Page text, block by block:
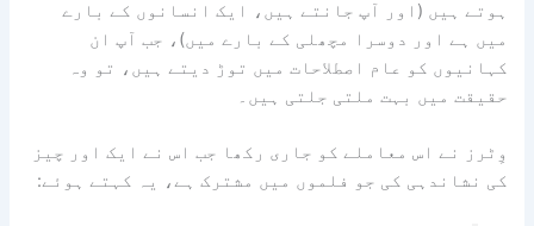
ہوتے ہیں (اور آپ جانتے ہیں، ایک انسانوں کے بارے
میں ہے اور دوسرا مچھلی کے بارے میں)، جب آپ ان
کہانیوں کو عام اصطلاحات میں توڑ دیتے ہیں، تو وہ
حقیقت میں بہت ملتی جلتی ہیں۔
وِٹرز نے اس معاملے کو جاری رکھا جب اس نے ایک اور چیز
کی نشاندہی کی جو فلموں میں مشترک ہے، یہ کہتے ہوئے: